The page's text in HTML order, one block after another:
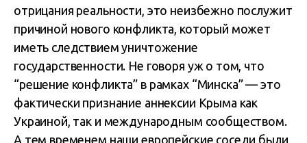
отрицания реальности, это неизбежно послужит
причиной нового конфликта, который может
иметь следствием уничтожение
государственности. Не говоря уж о том, что
“решение конфликта” в рамках “Минска” — это
фактически признание аннексии Крыма как
Украиной, так и международным сообществом.
А тем временем наши европейские соседи были